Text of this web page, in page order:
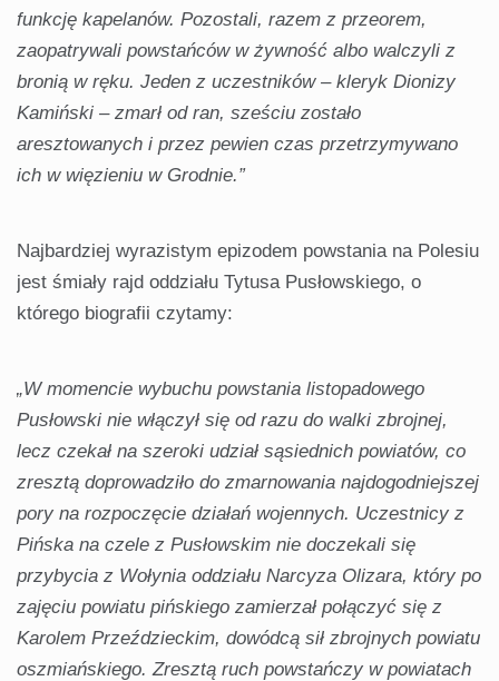
funkcję kapelanów. Pozostali, razem z przeorem,
zaopatrywali powstańców w żywność albo walczyli z
bronią w ręku. Jeden z uczestników – kleryk Dionizy
Kamiński – zmarł od ran, sześciu zostało
aresztowanych i przez pewien czas przetrzymywano
ich w więzieniu w Grodnie.”
Najbardziej wyrazistym epizodem powstania na Polesiu
jest śmiały rajd oddziału Tytusa Pusłowskiego, o
którego biografii czytamy:
„W momencie wybuchu powstania listopadowego
Pusłowski nie włączył się od razu do walki zbrojnej,
lecz czekał na szeroki udział sąsiednich powiatów, co
zresztą doprowadziło do zmarnowania najdogodniejszej
pory na rozpoczęcie działań wojennych. Uczestnicy z
Pińska na czele z Pusłowskim nie doczekali się
przybycia z Wołynia oddziału Narcyza Olizara, który po
zajęciu powiatu pińskiego zamierzał połączyć się z
Karolem Przeździeckim, dowódcą sił zbrojnych powiatu
oszmiańskiego. Zresztą ruch powstańczy w powiatach